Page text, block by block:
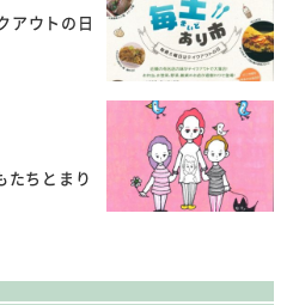
アウトの日
たちとまり